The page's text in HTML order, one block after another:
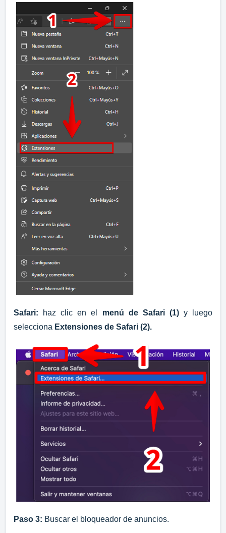
Safari: haz clic en el menú de Safari (1) y luego
selecciona Extensiones de Safari (2).
Paso 3: Buscar el bloqueador de anuncios.